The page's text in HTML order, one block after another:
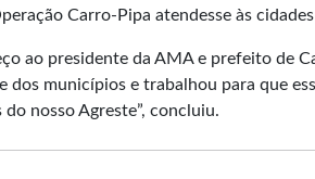
Carro-Pipa atendesse às
ao presidente da AMA e prefeito de
dos municípios e trabalhou para que
do nosso Agreste”, concluiu.